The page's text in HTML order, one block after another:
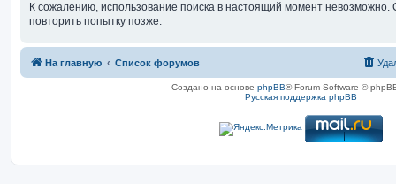
К сожалению, использование поиска в настоящий момент
повторить попытку позже.
На главную Список форумов
Создано на основе phpBB® Forum Software ©
Русская поддержка phpBB